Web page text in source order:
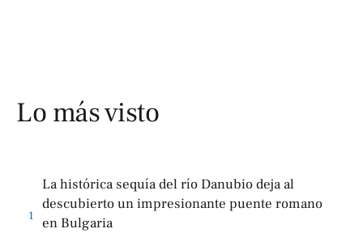
Lo más visto
1
La histórica sequía del río Danubio deja al
descubierto un impresionante puente romano
en Bulgaria